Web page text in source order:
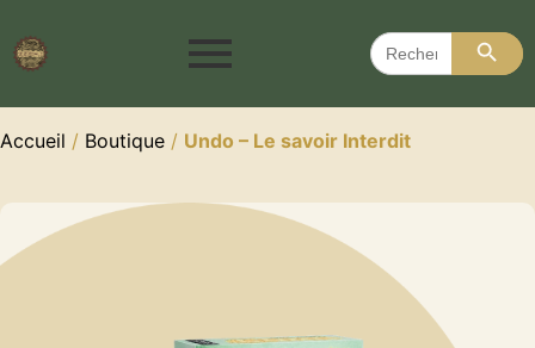
Search
for:
Search
Accueil / Boutique / Undo – Le savoir Interdit